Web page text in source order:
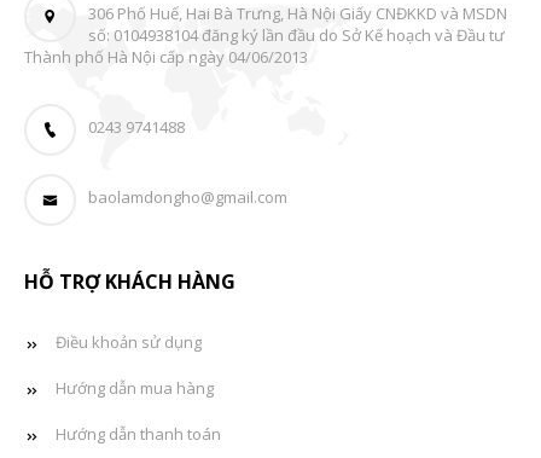
306 Phố Huế, Hai Bà Trưng, Hà Nội Giấy CNĐKKD và MSDN
số: 0104938104 đăng ký lần đầu do Sở Kế hoạch và Đầu tư
Thành phố Hà Nội cấp ngày 04/06/2013
0243 9741488
baolamdongho@gmail.com
HỖ TRỢ KHÁCH HÀNG
Điều khoản sử dụng
Hướng dẫn mua hàng
Hướng dẫn thanh toán